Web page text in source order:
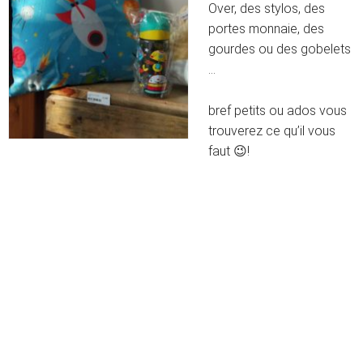
Over, des stylos, des
portes monnaie, des
gourdes ou des gobelets
…
bref petits ou ados vous
trouverez ce qu’il vous
faut 😉!